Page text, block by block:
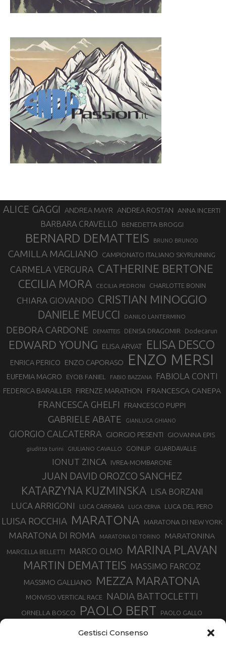
Gestisci Consenso
ALICE GAGGI ANDREA MAYR ANDREA ROSTAN ANNA INCERTI
BARBARA CRAVELLO BENEDETTA BROGGI
BERNARD DEMATTEIS BRUNO BRUNOD
CAMILLA MAGLIANO CAMPIONATO ITALIANO SKYRUNNING
CARMELA VERGURA CATHERINE BERTONE
CECILIA MORA CECILIA PEDRONI CHARLOTTE BONIN
CHIARA GIOVANDO CRISTIAN MINOGGIO
DANIELE MEUCCI DANILO LANTERMINO
DEBORA CARDONE DEMATTEIS DENISA DRAGOMIR Dodecarun
EDWARD YOUNG ELISA ARVAT ELISA DESCO
ENRICA PERICO ENZO CAPORASO ENZO MERSI
EUFEMIA MAGRO EYOB FANIEL FABIO BAZZANA FABIOLA CONTI
FEDERICA BARAILLER FIRENZE MARATHON FRANCESCA CANEPA
FRANCESCA GHELFI FRANCESCO PUPPI
GABRIELE ABATE GIANLUCA GHIANO
GIORGIO CALCATERRA GIORGIO PESENTI GIOVANNA EPIS
giuditta turini GIULIANO CAVALLO GOINUP GUARDAVALLE
IONUT ZINCA IVREA-MOMBARONE
JUAN DAVID OROZCO SANCHEZ
KATARZYNA KUZMINSKA LISA BORZANI
LUCA ARRIGONI LUCA CARRARA LUCA CERVA LUCA DEL PERO
LUISA ROCCHIA MARATONA MARATONA DI NEW YORK
MARATONA DI ROMA MARATONA DI TORINO MARATONINA
MARCELLA BELLETTI MARCO OLMO MARINA PLAVAN
MARTIN DEMATTEIS MASSIMO FARCOZ
MASSIMO GALLIANO MEZZA MARATONA
MONVISO VERTICAL RACE NADIA BATTOCLETTI
ORNELLA BOSCO PAOLO BERT PAOLO GALLO